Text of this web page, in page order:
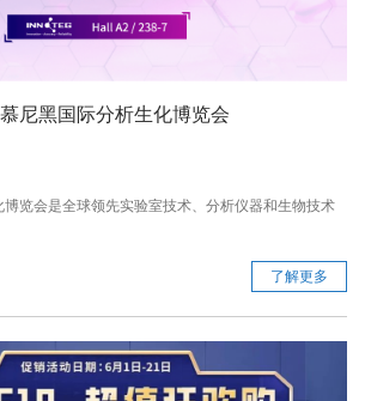
尼黑国际分析生化博览会
览会是全球领先实验室技术、分析仪器和生物技术
了解更多